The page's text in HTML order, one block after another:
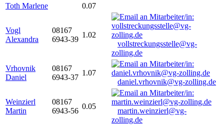
Toth Marlene
0.07
Vogl
Alexandra
08167
6943-39
1.02
vollstreckungsstelle@vg-
zolling.de
Vrhovnik
Daniel
08167
6943-37
1.07
daniel.vrhovnik@vg-zolling.de
Weinzierl
Martin
08167
6943-56
0.05
martin.weinzierl@vg-
zolling.de